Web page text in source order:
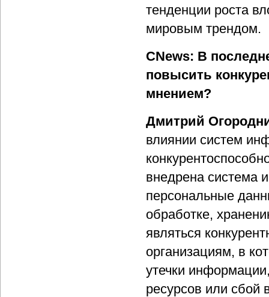
тенденции роста
мировым трендом.
CNews: В
повысить
мнением?
Дмитрий
влиянии систем
внедрена система
персональные
обработке,
являться
организациям, в
утечки
ресурсов или сбой